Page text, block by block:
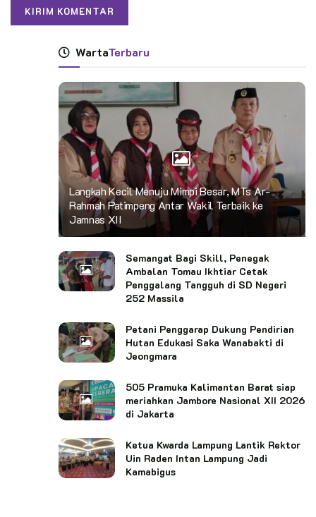
WartaTerbaru
Langkah Kecil Menuju Mimpi Besar, MTs Ar-
Rahmah Patimpeng Antar Wakil Terbaik ke
Jamnas XII
Semangat Bagi Skill, Penegak
Ambalan Tomau Ikhtiar Cetak
Penggalang Tangguh di SD Negeri
252 Massila
Petani Penggarap Dukung Pendirian
Hutan Edukasi Saka Wanabakti di
Jeongmara
505 Pramuka Kalimantan Barat siap
meriahkan Jambore Nasional XII 2026
di Jakarta
Ketua Kwarda Lampung Lantik Rektor
Uin Raden Intan Lampung Jadi
Kamabigus